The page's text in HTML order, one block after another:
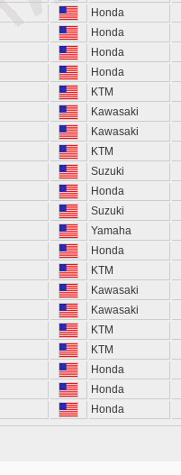
Honda
Honda
Honda
Honda
KTM
Kawasaki
Kawasaki
KTM
Suzuki
Honda
Suzuki
Yamaha
Honda
KTM
Kawasaki
Kawasaki
KTM
KTM
Honda
Honda
Honda